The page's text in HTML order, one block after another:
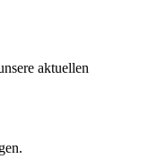
aktuellen